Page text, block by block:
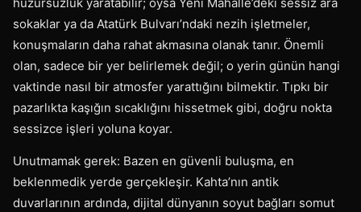
sokaklar ya da Atatürk Bulvarı’ndaki nezih işletmeler,
konuşmaların daha rahat akmasına olanak tanır. Önemli
olan, sadece bir yer belirlemek değil; o yerin günün hangi
vaktinde nasıl bir atmosfer yarattığını bilmektir. Tıpkı bir
pazarlıkta kaşığın sıcaklığını hissetmek gibi, doğru nokta
sessizce işleri yoluna koyar.
Unutmamak gerek: Bazen en güvenli buluşma, en
beklenmedik yerde gerçekleşir. Kahta’nın antik
duvarlarının ardında, dijital dünyanın soyut bağları somut